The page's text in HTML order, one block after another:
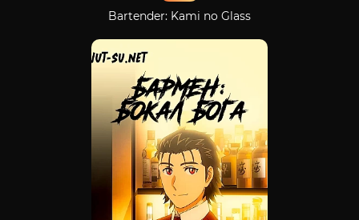
Bartender: Kami no Glass